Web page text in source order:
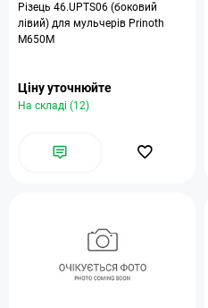
Різець 46.UPTS06 (боковий
лівий) для мульчерів Prinoth
M650M
Ціну уточнюйте
На складі (12)